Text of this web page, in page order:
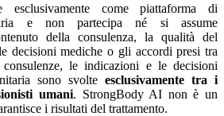
esclusivamente come piattaforma di
e non partecipa né si assume
della consulenza, la qualità del
decisioni mediche o gli accordi presi tra
le indicazioni e le decisioni
sono svolte esclusivamente tra i
umani. StrongBody AI non è un
i risultati del trattamento.